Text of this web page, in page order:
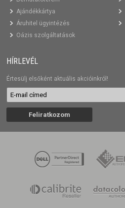
Ajándékkártya
Áruhitel ügyintézés
Oázis szolgáltatások
HÍRLEVÉL
Értesülj elsőként aktuális akcióinkról!